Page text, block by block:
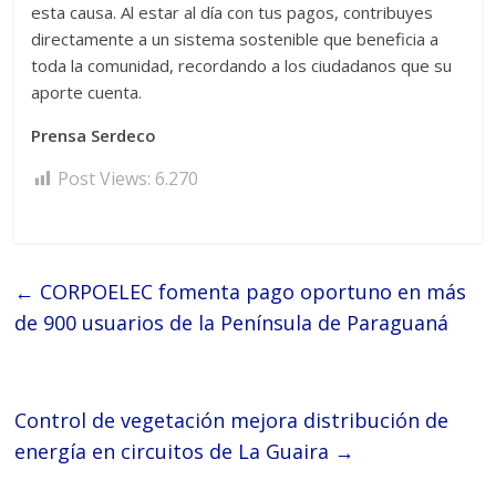
esta causa. Al estar al día con tus pagos, contribuyes
directamente a un sistema sostenible que beneficia a
toda la comunidad, recordando a los ciudadanos que su
aporte cuenta.
Prensa Serdeco
Post Views: 6.270
← CORPOELEC fomenta pago oportuno en más
de 900 usuarios de la Península de Paraguaná
Control de vegetación mejora distribución de
energía en circuitos de La Guaira →